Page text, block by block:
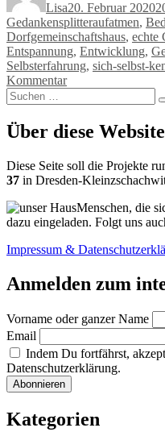
Lisa20. Februar 2020
GedankensplitterSchlagwörter
aufatmen,
Dorfgemeinschaftshaus, echte
Entspannung, Entwicklung,
Selbsterfahrung, sich-selbst-
Kommentarzu
&
wie
dort
unsere
erfüllen
können
Suchen
nach:
Über diese Website
Diese Seite soll die Projekte
37 in Dresden-
Menschen, die
dazu eingeladen. Folgt uns
Impressum &
Anmelden zum
Vorname oder ganzer Name
Email
Indem Du fortfährst,
Datenschutzerklärung.
Kategorien